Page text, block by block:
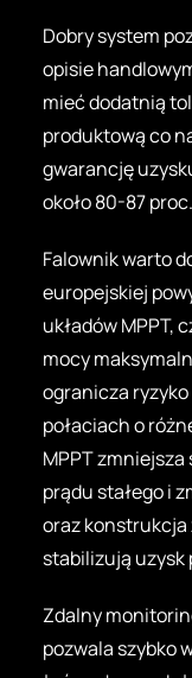
Dobry system
opisie
mieć dodatnią
produktową co
gwarancję
około 80-87 proc.
Falownik warto
europejskiej
układów MPPT,
mocy
ogranicza ryzyko
połaciach o
MPPT
prądu stałego i
oraz
stabilizują uzysk
Zdalny
pozwala szybko